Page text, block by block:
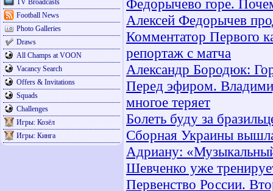
TV Broadcasts
Football News
Photo Galleries
Draws
All Champs at VOON
Vacancy Search
Offers & Invitations
Squads
Challenges
Игры: Козёл
Игры: Кинга
Федорычево горе.
Алексей Федорычев
Комментатор Первого
репортаж с матча
Александр Бородюк:
Перед эфиром.
многое теряет
Болеть буду за
Сборная Украины
Адриану:
Шевченко уже
Первенство России.